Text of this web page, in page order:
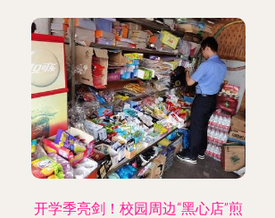
开学季亮剑！校园周边“黑心店”煎